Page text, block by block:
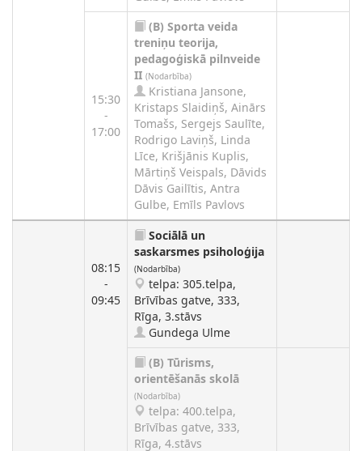
15:30
-
17:00
(B) Sporta veida
treniņu teorija,
pedagoģiskā pilnveide
II (Nodarbība)
Kristiana Jansone,
Kristaps Slaidiņš, Ainārs
Tomašs, Sergejs Saulīte,
Rodrigo Laviņš, Linda
Līce, Krišjānis Kuplis,
Mārtiņš Veispals, Dāvids
Dāvis Gailītis, Antra
Gulbe, Emīls Pavlovs
08:15
-
09:45
Sociālā un
saskarsmes psiholoģija
(Nodarbība)
telpa: 305.telpa,
Brīvības gatve, 333,
Rīga, 3.stāvs
Gundega Ulme
(B) Tūrisms,
orientēšanās skolā
(Nodarbība)
telpa: 400.telpa,
Brīvības gatve, 333,
Rīga, 4.stāvs